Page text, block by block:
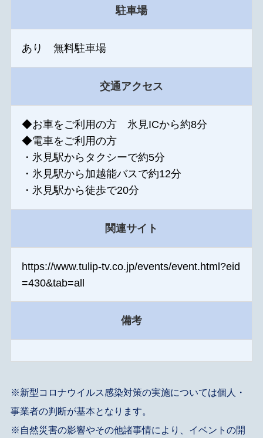
駐車場
あり 無料駐車場
交通アクセス
◆お車をご利用の方 氷見ICから約8分
◆電車をご利用の方
・氷見駅からタクシーで約5分
・氷見駅から加越能バスで約12分
・氷見駅から徒歩で20分
関連サイト
https://www.tulip-tv.co.jp/events/event.html?eid
=430&tab=all
備考
※新型コロナウイルス感染対策の実施については個人・
事業者の判断が基本となります。
※自然災害の影響やその他諸事情により、イベントの開